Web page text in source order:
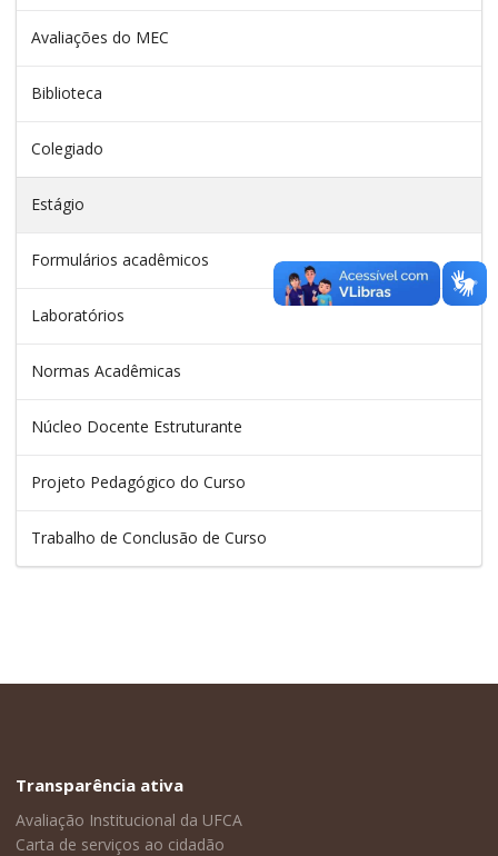
Avaliações do MEC
Biblioteca
Colegiado
Estágio
Formulários acadêmicos
Laboratórios
Normas Acadêmicas
Núcleo Docente Estruturante
Projeto Pedagógico do Curso
Trabalho de Conclusão de Curso
Transparência ativa
Avaliação Institucional da UFCA
Carta de serviços ao cidadão